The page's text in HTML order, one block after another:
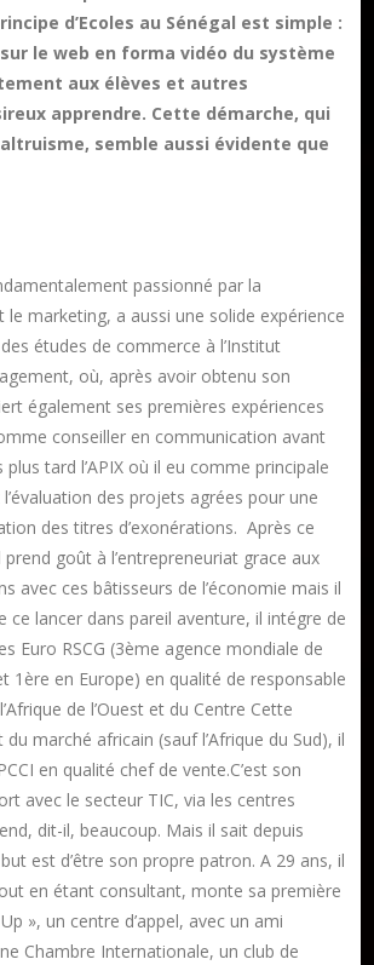
Édition Numérique
littéraire
d’Ecoles au Sénégal est simple :
le web en forma vidéo du système
aux élèves et autres
apprendre. Cette démarche, qui
semble aussi évidente que
passionné par la
marketing, a aussi une solide expérience
études de commerce à l’Institut
où, après avoir obtenu son
également ses premières expériences
conseiller en communication avant
tard l’APIX où il eu comme principale
des projets agrées pour une
des titres d’exonérations. Après ce
prend goût à l’entrepreneuriat grace aux
avec ces bâtisseurs de l’économie mais il
ce lancer dans pareil aventure, il intégre de
Euro RSCG (3ème agence mondiale de
1ère en Europe) en qualité de responsable
de l’Ouest et du Centre Cette
marché africain (sauf l’Afrique du Sud), il
en qualité chef de vente.C’est son
avec le secteur TIC, via les centres
dit-il, beaucoup. Mais il sait depuis
est d’être son propre patron. A 29 ans, il
en étant consultant, monte sa première
», un centre d’appel, avec un ami
Chambre Internationale, un club de